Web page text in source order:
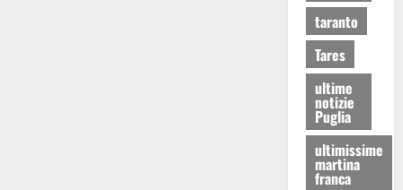
taranto
Tares
ultime
notizie
Puglia
ultimissime
martina
franca